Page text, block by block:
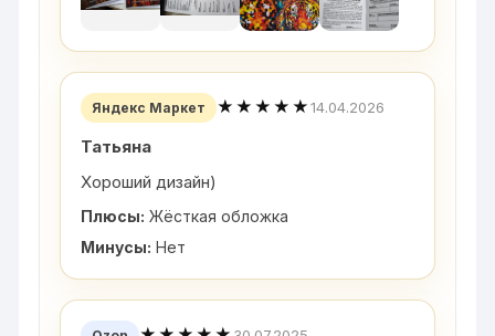
Яндекс Маркет ★★★★★14.04.2026
Татьяна
Хороший дизайн)
Плюсы: Жёсткая обложка
Минусы: Нет